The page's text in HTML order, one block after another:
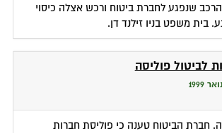
שנפגע לחברת ביטוח ורכש אצלה כיסוי
בית משפט בניו זילנד דן.
לביטול פוליסה
חברת הביטוח טענה כי פוליסת חברות